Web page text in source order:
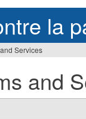
la
Services
and